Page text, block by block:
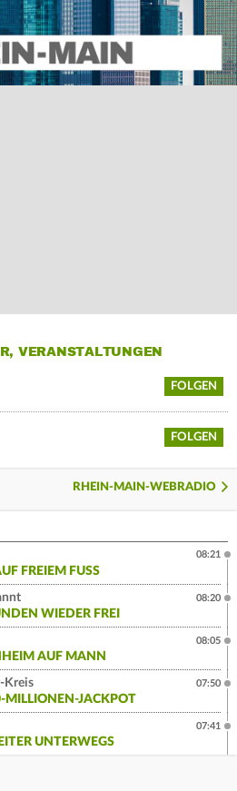
VERANSTALTUNGEN
FOLGEN
FOLGEN
RHEIN-MAIN-WEBRADIO
FREIEM FUSS
08:21
WIEDER FREI
08:20
AUF MANN
08:05
Kreis
MILLIONEN-JACKPOT
07:50
UNTERWEGS
07:41